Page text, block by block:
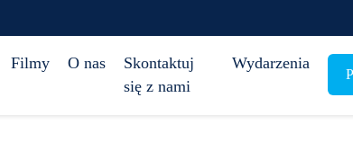
Filmy O nas
Skontaktuj
się z nami
Wydarzenia